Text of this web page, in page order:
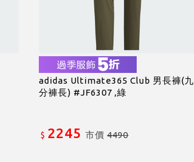
adidas Ultimate365 Club 男長褲(九
分褲長) #JF6307 ,綠
$ 2245 市價4490